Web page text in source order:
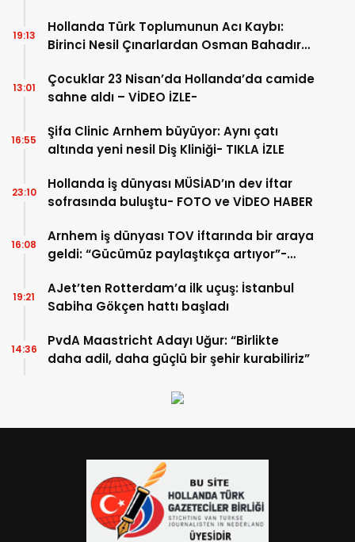
Hollanda Türk Toplumunun Acı Kaybı:
Birinci Nesil Çınarlardan Osman Bahadır
19:13
Çocuklar 23 Nisan’da Hollanda’da camide
sahne aldı – VİDEO İZLE-
13:01
Şifa Clinic Arnhem büyüyor: Aynı çatı
altında yeni nesil Diş Kliniği- TIKLA İZLE
16:55
Hollanda iş dünyası MÜSİAD’ın dev iftar
sofrasında buluştu- FOTO ve VİDEO HABER
23:10
Arnhem iş dünyası TOV iftarında bir araya
geldi: “Gücümüz paylaştıkça artıyor”-
16:08
AJet’ten Rotterdam’a ilk uçuş: İstanbul
Sabiha Gökçen hattı başladı
19:21
PvdA Maastricht Adayı Uğur: “Birlikte
daha adil, daha güçlü bir şehir kurabiliriz”
14:36